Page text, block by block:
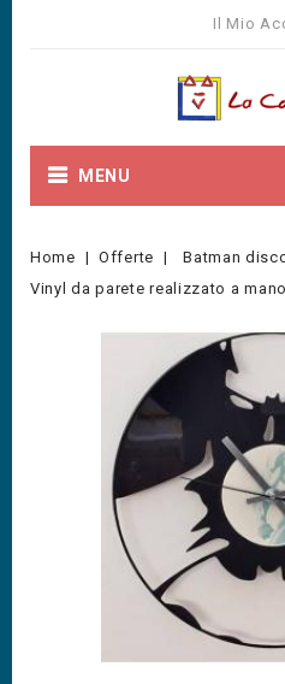
Il Mio
MENU
Home Offerte
Batman
Vinyl da parete realizzato a mano